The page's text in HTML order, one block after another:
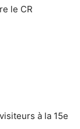
le CR
à la 15e